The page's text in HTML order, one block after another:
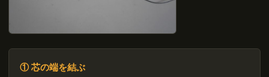
① 芯の端を結ぶ